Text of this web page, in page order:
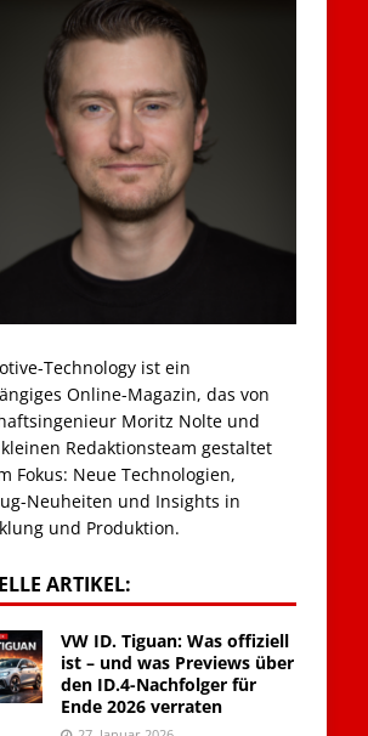
Technology ist ein
Online-Magazin, das von
Moritz Nolte und
Redaktionsteam gestaltet
Fokus: Neue Technologien,
Neuheiten und Insights in
und Produktion.
ARTIKEL:
VW ID. Tiguan: Was offiziell
ist – und was Previews über
den ID.4-Nachfolger für
Ende 2026 verraten